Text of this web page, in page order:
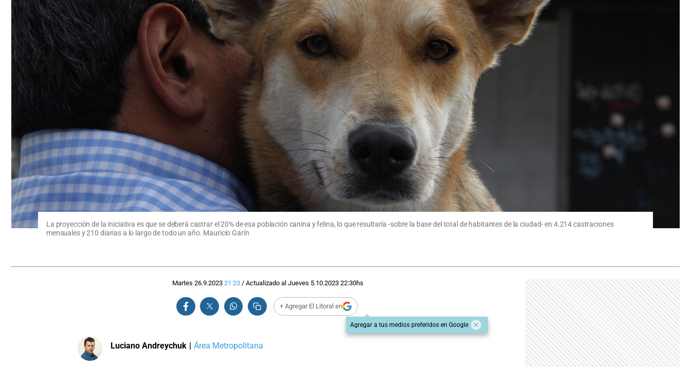
La proyección de la iniciativa es que se deberá castrar el 20% de esa población canina y felina, lo que resultaría -sobre la base del total de habitantes de la ciudad- en 4.214 castraciones
mensuales y 210 diarias a lo largo de todo un año. Mauricio Garín
Martes 26.9.2023 21:23 / Actualizado al Jueves 5.10.2023 22:30hs
+ Agregar El Litoral en
Agregar a tus medios preferidos en Google
Luciano Andreychuk | Área Metropolitana